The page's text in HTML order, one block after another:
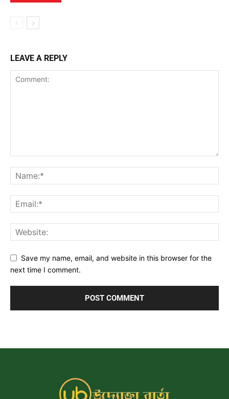
LEAVE A REPLY
Save my name, email, and website in this browser for the
next time I comment.